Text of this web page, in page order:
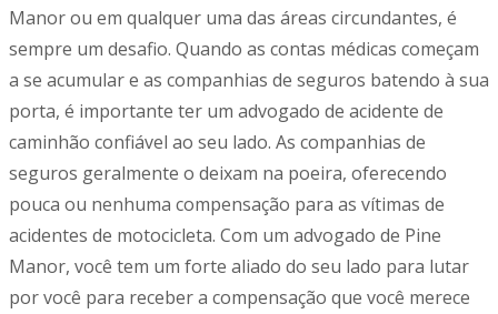
Manor ou em qualquer uma das áreas circundantes, é
sempre um desafio. Quando as contas médicas começam
a se acumular e as companhias de seguros batendo à sua
porta, é importante ter um advogado de acidente de
caminhão confiável ao seu lado. As companhias de
seguros geralmente o deixam na poeira, oferecendo
pouca ou nenhuma compensação para as vítimas de
acidentes de motocicleta. Com um advogado de Pine
Manor, você tem um forte aliado do seu lado para lutar
por você para receber a compensação que você merece